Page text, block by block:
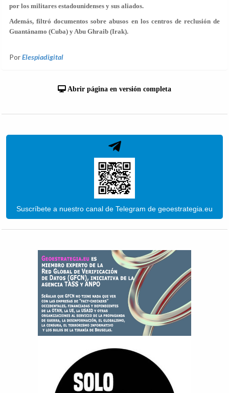
por los militares estadounidenses y sus aliados.
Además, filtró documentos sobre abusos en los centros de reclusión de
Guantánamo (Cuba) y Abu Ghraib (Irak).
PorElespiadigital
Abrir página en versión completa
Suscríbete a nuestro canal de Telegram de geoestrategia.eu